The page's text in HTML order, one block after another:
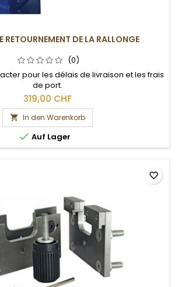
RETOURNEMENT DE LA RALLONGE
(0)
pour les délais de livraison et les frais
de port.
319,00 CHF
 In den Warenkorb
 Auf Lager
favorite_border